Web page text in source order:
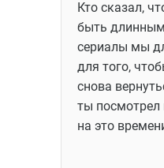
Кто сказал,
быть
сериалы мы
для того,
снова
ты посмотрел
на это